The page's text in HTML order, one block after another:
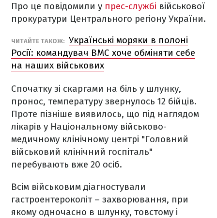
Про це повідомили у прес-службі військової
прокуратури Центрального регіону України.
ЧИТАЙТЕ ТАКОЖ: Українські моряки в полоні
Росії: командувач ВМС хоче обміняти себе
на наших військових
Спочатку зі скаргами на біль у шлунку,
пронос, температуру звернулось 12 бійців.
Проте пізніше виявилось, що під наглядом
лікарів у Національному військово-
медичному клінічному центрі "Головний
військовий клінічний госпіталь"
перебувають вже 20 осіб.
Всім військовим діагностували
гастроентероколіт – захворювання, при
якому одночасно в шлунку, товстому і